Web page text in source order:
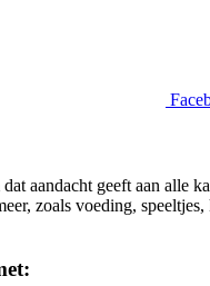
aandacht geeft aan alle
zoals voeding,